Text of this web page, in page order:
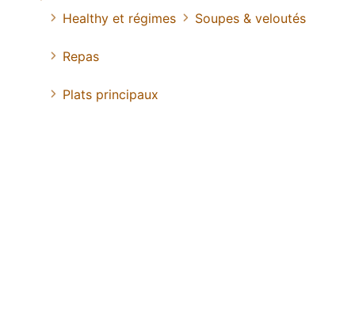
Healthy et régimes
Soupes & veloutés
Repas
Plats principaux